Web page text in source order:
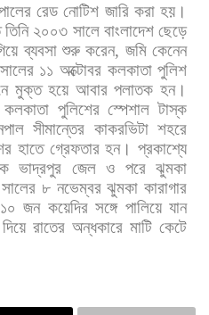
রেড নোটিশ জারি করা হয়।
তিনি ২০০৩ সালে বাংলাদেশ ছেড়ে
ব্যবসা শুরু করেন, জমি কেনেন
সালের ১১ অক্টোবর কলকাতা পুলিশ
মুক্ত হয়ে আবার পলাতক হন।
কলকাতা পুলিশের স্পেশাল টাস্ক
সীমান্তের কাকরভিটা শহরে
হাতে গ্রেফতার হন। প্রকাশ্যে
ভাদ্রপুর জেল ও পরে ঝুমকা
সালের ৮ নভেম্বর ঝুমকা কারাগার
১০ জন কয়েদির সঙ্গে পালিয়ে যান
দিয়ে রাতের অন্ধকারে মাটি কেটে